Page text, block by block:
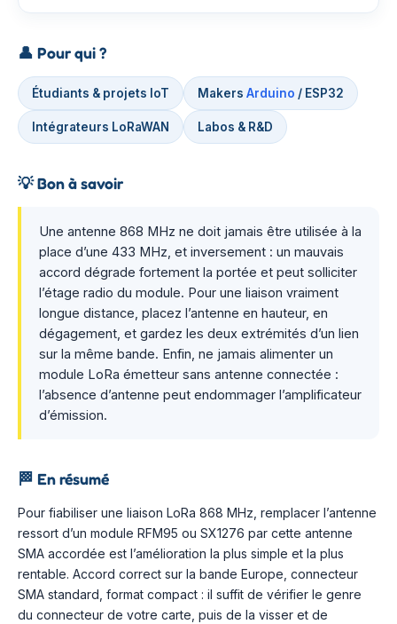
👤 Pour qui ?
Étudiants & projets IoT Makers Arduino / ESP32
Intégrateurs LoRaWAN Labos & R&D
💡Bon à savoir
Une antenne 868 MHz ne doit jamais être utilisée à la
place d’une 433 MHz, et inversement : un mauvais
accord dégrade fortement la portée et peut solliciter
l’étage radio du module. Pour une liaison vraiment
longue distance, placez l’antenne en hauteur, en
dégagement, et gardez les deux extrémités d’un lien
sur la même bande. Enfin, ne jamais alimenter un
module LoRa émetteur sans antenne connectée :
l’absence d’antenne peut endommager l’amplificateur
d’émission.
🏁 En résumé
Pour fiabiliser une liaison LoRa 868 MHz, remplacer l’antenne
ressort d’un module RFM95 ou SX1276 par cette antenne
SMA accordée est l’amélioration la plus simple et la plus
rentable. Accord correct sur la bande Europe, connecteur
SMA standard, format compact : il suffit de vérifier le genre
du connecteur de votre carte, puis de la visser et de